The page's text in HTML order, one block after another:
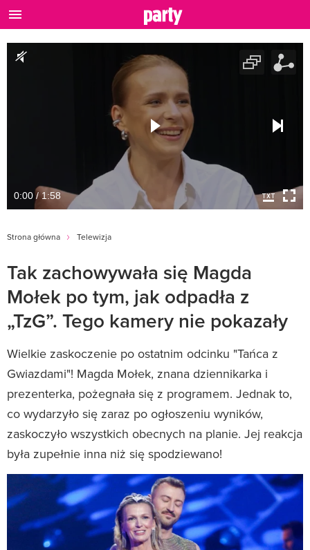
0:00 / 1:58
Strona główna Telewizja
Tak zachowywała się Magda
Mołek po tym, jak odpadła z
„TzG”. Tego kamery nie pokazały
Wielkie zaskoczenie po ostatnim odcinku "Tańca z
Gwiazdami"! Magda Mołek, znana dziennikarka i
prezenterka, pożegnała się z programem. Jednak to,
co wydarzyło się zaraz po ogłoszeniu wyników,
zaskoczyło wszystkich obecnych na planie. Jej reakcja
była zupełnie inna niż się spodziewano!